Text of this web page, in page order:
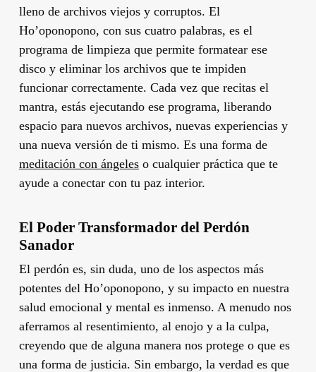
lleno de archivos viejos y corruptos. El
Ho’oponopono, con sus cuatro palabras, es el
programa de limpieza que permite formatear ese
disco y eliminar los archivos que te impiden
funcionar correctamente. Cada vez que recitas el
mantra, estás ejecutando ese programa, liberando
espacio para nuevos archivos, nuevas experiencias y
una nueva versión de ti mismo. Es una forma de
meditación con ángeleso cualquier práctica que te
ayude a conectar con tu paz interior.
El Poder Transformador del Perdón
Sanador
El perdón es, sin duda, uno de los aspectos más
potentes del Ho’oponopono, y su impacto en nuestra
salud emocional y mental es inmenso. A menudo nos
aferramos al resentimiento, al enojo y a la culpa,
creyendo que de alguna manera nos protege o que es
una forma de justicia. Sin embargo, la verdad es que